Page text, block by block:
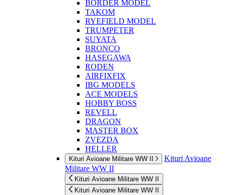
BORDER MODEL
TAKOM
RYEFIELD MODEL
TRUMPETER
SUYATA
BRONCO
HASEGAWA
RODEN
AIRFIXFIX
IBG MODELS
ACE MODELS
HOBBY BOSS
REVELL
DRAGON
MASTER BOX
ZVEZDA
HELLER
Kituri Avioane Militare WW II
Kituri Avioane
Militare WW II
Kituri Avioane Militare WW II
Kituri Avioane Militare WW II